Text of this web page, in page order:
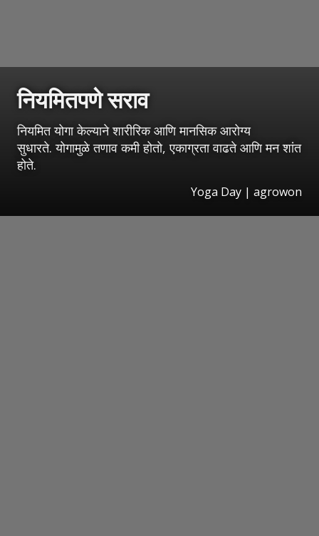
नियमितपणे सराव
नियमित योगा केल्याने शारीरिक आणि मानसिक आरोग्य
सुधारते. योगामुळे तणाव कमी होतो, एकाग्रता वाढते आणि मन शांत
होते.
Yoga Day | agrowon